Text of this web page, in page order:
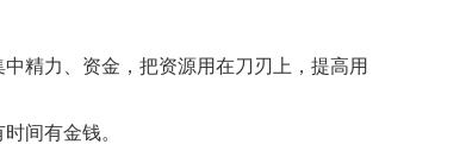
精力、资金，把资源用在刀刃上，提高用
间有金钱。